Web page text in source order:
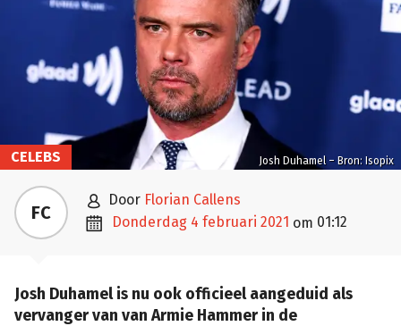
Josh Duhamel – Bron: Isopix
CELEBS
FC  door Florian Callens
 donderdag 4 februari 2021 om 01:12
Josh Duhamel is nu ook officieel aangeduid als
vervanger van van Armie Hammer in de